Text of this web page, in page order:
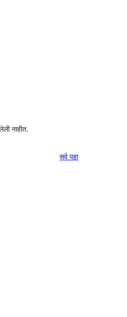
नाहीत.
सर्वपुनरावलोकने
पहा